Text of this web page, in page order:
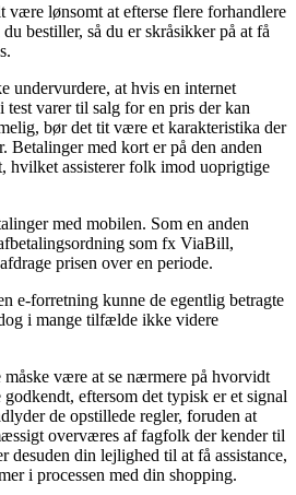
være lønsomt at efterse flere forhandlere
bestiller, så du er skråsikker på at få
undervurdere, at hvis en internet
test varer til salg for en pris der kan
bør det tit være et karakteristika der
Betalinger med kort er på den anden
hvilket assisterer folk imod uoprigtige
med mobilen. Som en anden
som fx ViaBill,
prisen over en periode.
e-forretning kunne de egentlig betragte
i mange tilfælde ikke videre
være at se nærmere på hvorvidt
eftersom det typisk er et signal
de opstillede regler, foruden at
overværes af fagfolk der kender til
desuden din lejlighed til at få assistance,
i processen med din shopping.